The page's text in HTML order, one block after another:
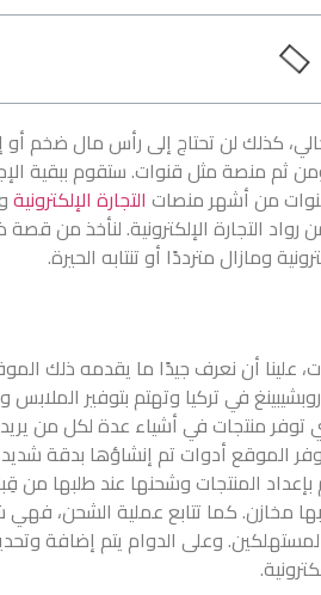
كذلك لن تحتاج إلى رأس مال ضخم أو
ثم منصة مثل قنوات. ستقوم ببقية
من أشهر منصات التجارة الإلكترونية
التجارة الإلكترونية. لنأخذ من قصة
ومازال مترددًا أو تنتابه الحيرة.
أن نعرف جيدًا ما يقدمه ذلك
خاصة بالـ دروبشيبينغ في تركيا وتهتم بتوفير
توفر منتجات في أشياء عدة لكل من
الموقع أدوات تم إنشاؤها بدقة
المنتجات وشحنها عند طلبها من
مخازن. كما تتابع عملية الشحن،
وعلى الدوام يتم إضافة